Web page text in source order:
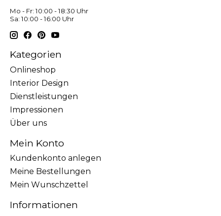
Mo - Fr: 10:00 - 18:30 Uhr
Sa: 10:00 - 16:00 Uhr
Kategorien
Onlineshop
Interior Design
Dienstleistungen
Impressionen
Über uns
Mein Konto
Kundenkonto anlegen
Meine Bestellungen
Mein Wunschzettel
Informationen